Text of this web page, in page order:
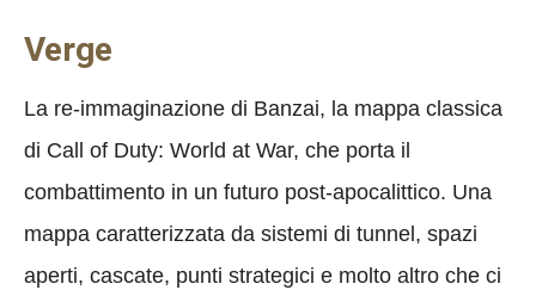
Verge
La re-immaginazione di Banzai, la mappa classica
di Call of Duty: World at War, che porta il
combattimento in un futuro post-apocalittico. Una
mappa caratterizzata da sistemi di tunnel, spazi
aperti, cascate, punti strategici e molto altro che ci